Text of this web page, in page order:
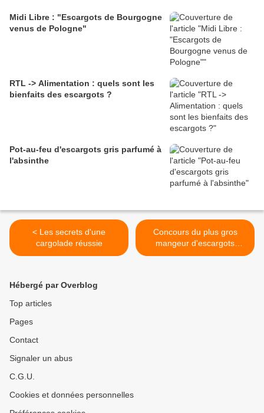
Midi Libre : "Escargots de Bourgogne
venus de Pologne"
RTL -> Alimentation : quels sont les
bienfaits des escargots ?
Pot-au-feu d'escargots gris parfumé à
l'absinthe
< Les secrets d'une
cargolade réussie
Concours du plus gros
mangeur d'escargots
organisé à Perpignan >
Hébergé par Overblog
Top articles
Pages
Contact
Signaler un abus
C.G.U.
Cookies et données personnelles